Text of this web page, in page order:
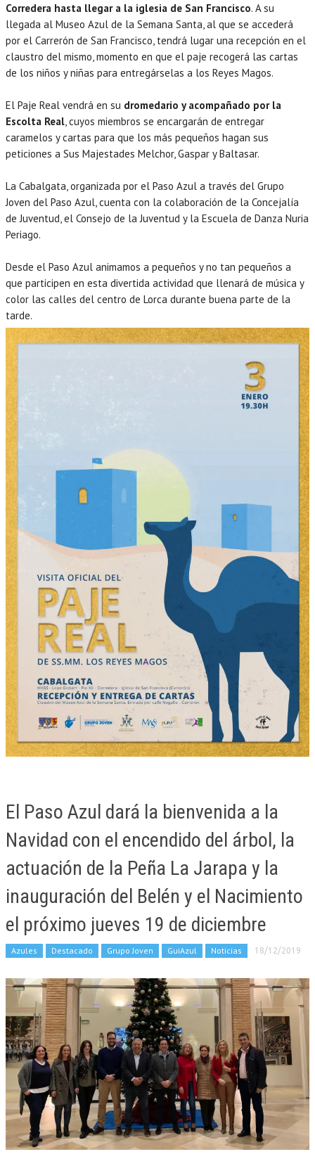
Corredera hasta llegar a la iglesia de San Francisco. A su
llegada al Museo Azul de la Semana Santa, al que se accederá
por el Carrerón de San Francisco, tendrá lugar una recepción en el
claustro del mismo, momento en que el paje recogerá las cartas
de los niños y niñas para entregárselas a los Reyes Magos.
El Paje Real vendrá en su dromedario y acompañado por la
Escolta Real , cuyos miembros se encargarán de entregar
caramelos y cartas para que los más pequeños hagan sus
peticiones a Sus Majestades Melchor, Gaspar y Baltasar.
La Cabalgata, organizada por el Paso Azul a través del Grupo
Joven del Paso Azul, cuenta con la colaboración de la Concejalía
de Juventud, el Consejo de la Juventud y la Escuela de Danza Nuria
Periago.
Desde el Paso Azul animamos a pequeños y no tan pequeños a
que participen en esta divertida actividad que llenará de música y
color las calles del centro de Lorca durante buena parte de la
tarde.
El Paso Azul dará la bienvenida a la
Navidad con el encendido del árbol, la
actuación de la Peña La Jarapa y la
inauguración del Belén y el Nacimiento
el próximo jueves 19 de diciembre
Azules Destacado Grupo Joven GuiAzul Noticias 18/12/2019